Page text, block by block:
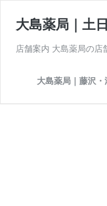
大島薬局｜土
店舗案内 大島薬局の
大島薬局｜藤沢